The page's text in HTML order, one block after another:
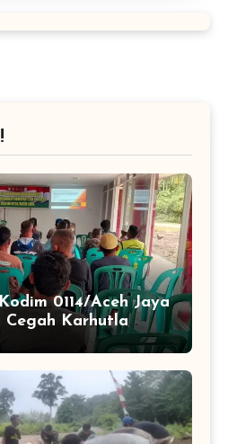
0114/Aceh Jaya
Cegah Karhutla
Hukum